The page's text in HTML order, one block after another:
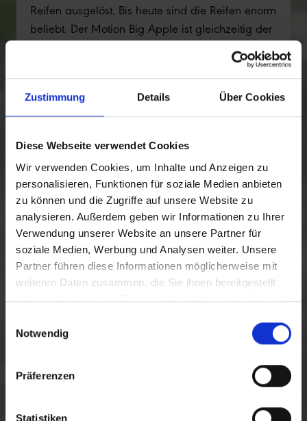
Zustimmung Details Über Cookies
Diese Webseite verwendet Cookies
Wir verwenden Cookies, um Inhalte und Anzeigen zu
personalisieren, Funktionen für soziale Medien anbieten
zu können und die Zugriffe auf unsere Website zu
analysieren. Außerdem geben wir Informationen zu Ihrer
Verwendung unserer Website an unsere Partner für
soziale Medien, Werbung und Analysen weiter. Unsere
Partner führen diese Informationen möglicherweise mit
weiteren Daten zusammen, die Sie ihnen bereitgestellt
haben oder die sie im Rahmen Ihrer Nutzung der Dienste
Notwendig
Präferenzen
Statistiken
Reifen ausgelöst. Bis heute sind die Reifen enorm
beliebt. Der Motion Big Apple ist gleichzeitig der
erste Tour-Reifen, der in Schwalbes neue